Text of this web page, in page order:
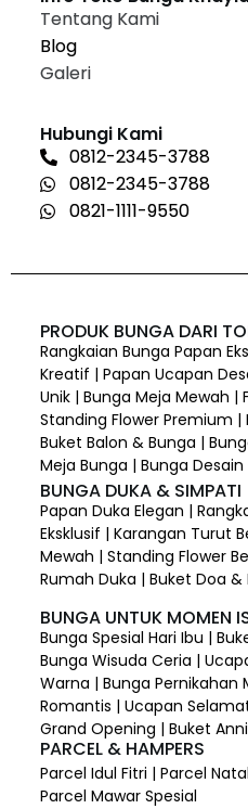
Tentang Kami
Blog
Galeri
Hubungi Kami
0812-2345-3788
0812-2345-3788
0821-1111-9550
PRODUK BUNGA DARI
Rangkaian Bunga Papan
Kreatif | Papan Ucapan
Unik | Bunga Meja Mewah |
Standing Flower Premium |
Buket Balon & Bunga |
Meja Bunga | Bunga
BUNGA DUKA & SIMPATI
Papan Duka Elegan |
Eksklusif | Karangan Turut
Mewah | Standing Flower
Rumah Duka | Buket Doa
BUNGA UNTUK MOMEN
Bunga Spesial Hari Ibu |
Bunga Wisuda Ceria |
Warna | Bunga Pernikahan
Romantis | Ucapan
Grand Opening | Buket
PARCEL & HAMPERS
Parcel Idul Fitri | Parcel
Parcel Mawar Spesial